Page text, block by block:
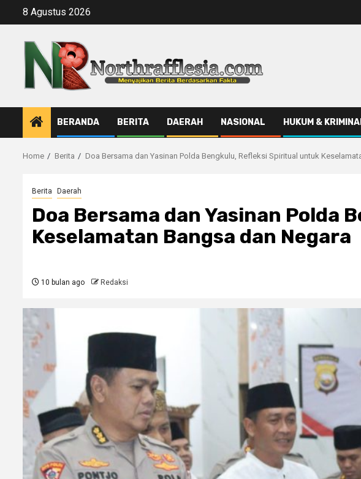
8 Agustus 2026
BERANDA BERITA DAERAH NASIONAL HUKUM &
Home Berita Doa Bersama dan Yasinan Polda Bengkulu, Refleksi Spiritual untuk
Berita Daerah
Doa Bersama dan Yasinan
Keselamatan Bangsa dan Negara
10 bulan ago Redaksi